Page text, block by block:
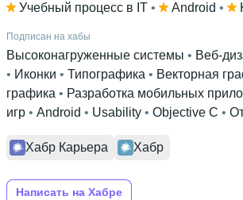
Учебный процесс в IT • Android •
Подписан на хабы
Высоконагруженные системы • Веб-
• Иконки • Типографика • Векторная
графика • Разработка мобильных
игр • Android • Usability • Objective C •
Хабр Карьера Хабр
Написать на Хабре